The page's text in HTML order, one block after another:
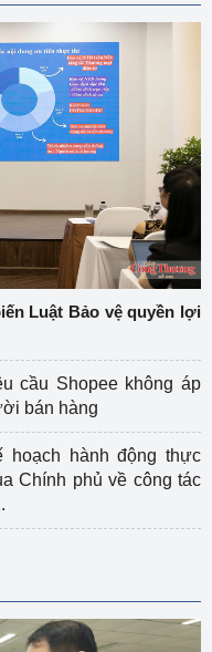
Luật Bảo vệ quyền lợi
cầu Shopee không áp
bán hàng
hoạch hành động thực
Chính phủ về công tác